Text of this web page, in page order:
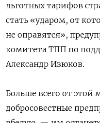
льготных тарифов
стать «ударом, от
не оправятся»,
комитета ТПП по
Александр Изюков.
Больше всего от этой
добросовестные